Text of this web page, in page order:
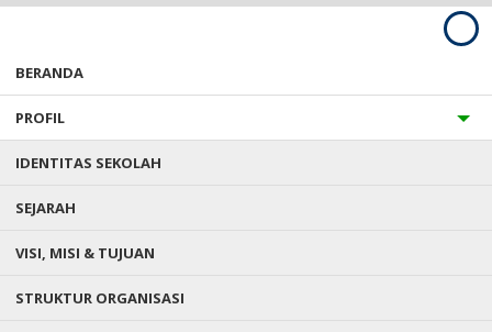
BERANDA
PROFIL
IDENTITAS SEKOLAH
SEJARAH
VISI, MISI & TUJUAN
STRUKTUR ORGANISASI
LIA APRIYANI